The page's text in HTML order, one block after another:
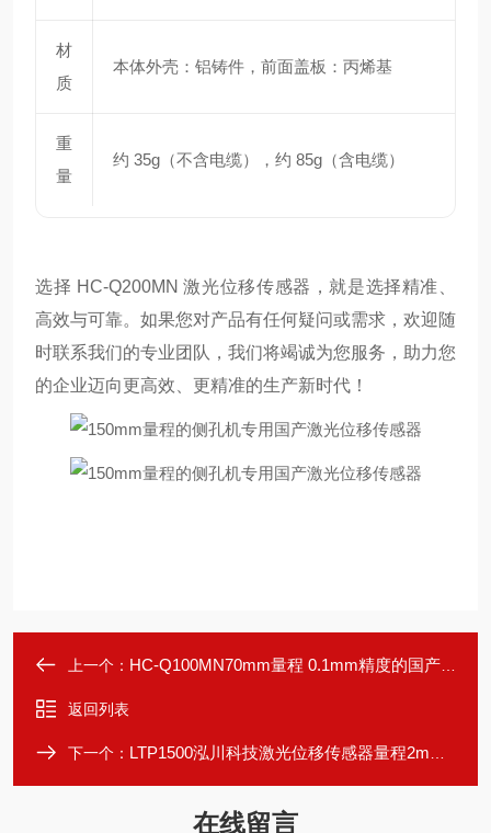
材
质
本体外壳：铝铸件，前面盖板：丙烯基
重
量
约 35g（不含电缆），约 85g（含电缆）
选择 HC-Q200MN 激光位移传感器，就是选择精准、
高效与可靠。如果您对产品有任何疑问或需求，欢迎随
时联系我们的专业团队，我们将竭诚为您服务，助力您
的企业迈向更高效、更精准的生产新时代！
上一个： HC-Q100MN70mm量程 0.1mm精度的国产激光位移传感器
返回列表
下一个： LTP1500泓川科技激光位移传感器量程2m，精度0.1mm
在线留言